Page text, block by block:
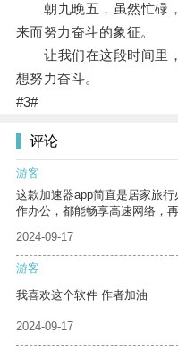
朝九晚五，虽然忙碌，
来而努力奋斗的象征。
让我们在这段时间里，
想努力奋斗。
#3#
评论
游客
这款加速器app简直是居家旅
作办公，都能畅享高速网络，
2024-09-17
游客
我喜欢这个软件 作者加油
2024-09-17